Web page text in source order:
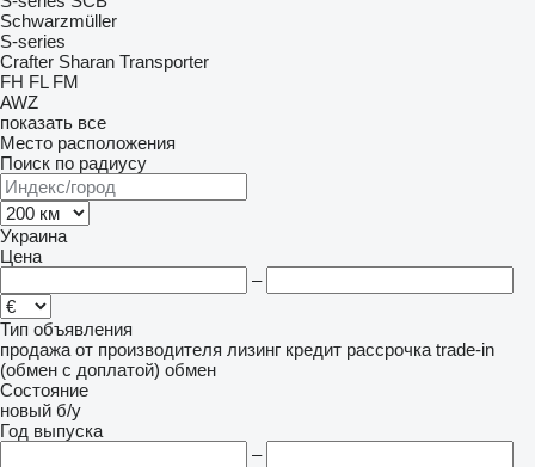
Schwarzmüller
S-series
Crafter Sharan Transporter
FH FL FM
AWZ
показать все
Место расположения
Поиск по радиусу
Украина
Цена
–
Тип объявления
продажа от производителя лизинг кредит рассрочка trade-in
(обмен с доплатой) обмен
Состояние
новый б/у
Год выпуска
–